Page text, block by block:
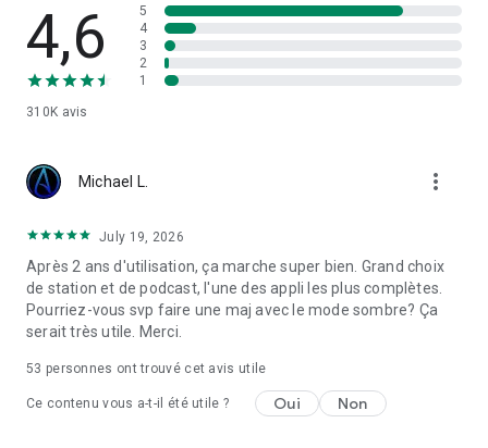
Hot 97
MSNBC
2 Love Radio
Soul Radio Classic
Absolute Chillout
NBC News Now
Radio Rock On
Radio Love Live
and many more FM radio stations.
🎧 LISTEN EVERYWHERE
mobile, web, desktop, smart TVs (Samsung, LG, Android TV,
Apple TV, Fire TV, Roku and other set-top boxes), connected
cars (Android Auto, Apple CarPlay, InControl Apps - Jaguar &
4,6
310K avis
5
4
3
2
1
Michael L. more_vert
July 19, 2026
Après 2 ans d'utilisation, ça marche super bien. Grand choix
de station et de podcast, l'une des appli les plus complètes.
Pourriez-vous svp faire une maj avec le mode sombre? Ça
serait très utile. Merci.
53 personnes ont trouvé cet avis utile
Ce contenu vous a-t-il été utile ? Oui Non